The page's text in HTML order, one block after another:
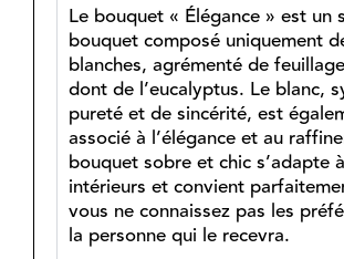
Le bouquet « Élégance » est un
bouquet composé uniquement
blanches, agrémenté de
dont de l’eucalyptus. Le blanc,
pureté et de sincérité, est
associé à l’élégance et au
bouquet sobre et chic s’adapte
intérieurs et convient
vous ne connaissez pas les
la personne qui le recevra.